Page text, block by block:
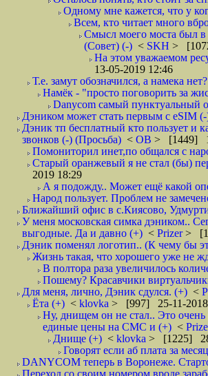
Одному мне кажется, что у
Всем, кто читает много
Смысл моего моста был в
(Совет) (-) < SKH >
На этом уважаемом
13-05-2019 12:46
Т.е. замут обозначился, а намека
Намёк - "просто поговорить за
Danycom самый пунктуальный
Дэником может стать первым с еSIM
Дэник тп бесплатный кто пользует и
звонков (-) (Просьба) < ОВ > [1449]
Помониторил инет,по общался с
Старый оранжевый я не стал (бы)
2019 18:29
А я подожду.. Может ещё какой
Народ пользует. Проблем не
Ближайший офис в с.Киясово,
У меня московская симка дэником..
выгодные. Да и давно (+) < Prizer>
Дэник поменял логотип.. (К чему бы
Жизнь такая, что хорошего уже не
В полтора раза увеличилось
Пошему? Красавчики
Для меня, лично, Дэник сдулся. (+) <
Ёта (+) < klovka > [997] 25-11-2018
Ну, днищем он не стал.. Это очень
единые цены на СМС и (+) <
Днище (+) < klovka > [1225]
Говорят если аб плата за
DANYCOM теперь в Воронеже.
Переход со своим номером вроде